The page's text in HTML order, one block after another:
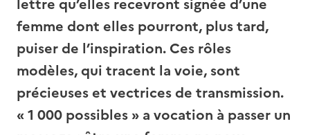
lettre qu’elles recevront signée d’une
femme dont elles pourront, plus tard,
puiser de l’inspiration. Ces rôles
modèles, qui tracent la voie, sont
précieuses et vectrices de transmission.
« 1 000 possibles » a vocation à passer un